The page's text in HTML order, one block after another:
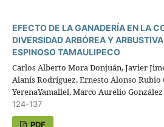
EFECTO DE LA GANADERÍA EN LA
DIVERSIDAD ARBÓREA Y
ESPINOSO TAMAULIPECO
Carlos Alberto Mora Donjuán, Javier
Alanís Rodríguez, Ernesto Alonso Rubio
YerenaYamallel, Marco Aurelio
124-137
PDF